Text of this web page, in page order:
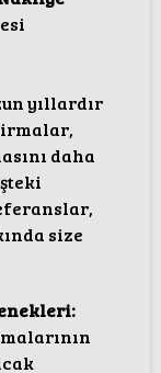
yıllardır
daha
size